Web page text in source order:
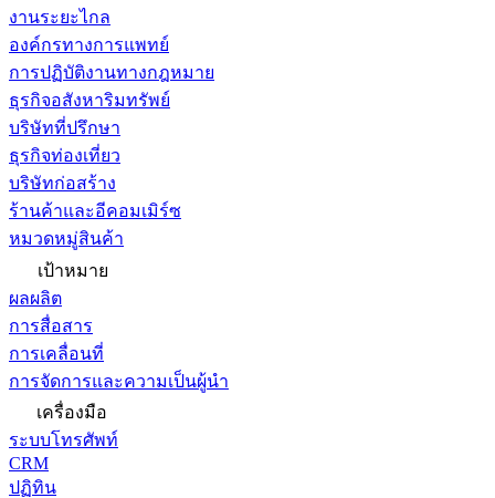
งานระยะไกล
องค์กรทางการแพทย์
การปฏิบัติงานทางกฎหมาย
ธุรกิจอสังหาริมทรัพย์
บริษัทที่ปรึกษา
ธุรกิจท่องเที่ยว
บริษัทก่อสร้าง
ร้านค้าและอีคอมเมิร์ซ
หมวดหมู่สินค้า
เป้าหมาย
ผลผลิต
การสื่อสาร
การเคลื่อนที่
การจัดการและความเป็นผู้นำ
เครื่องมือ
ระบบโทรศัพท์
CRM
ปฏิทิน